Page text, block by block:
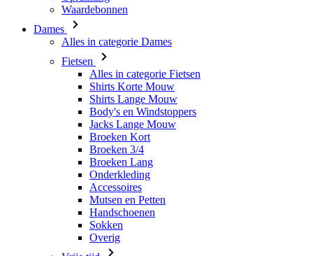
Alles in categorie Fietsen
Shirts Lange Mouw
Body's en Windstoppers
Jacks Lange Mouw
Broeken Kort
Broeken 3/4
Broeken Lang
Onderkleding
Accessoires
Mutsen en Petten
Handschoenen
Sokken
Overig
Vrije tijd
Alles in categorie Vrije tijd
T-Shirts
Hoodie
Mutsen en Petten